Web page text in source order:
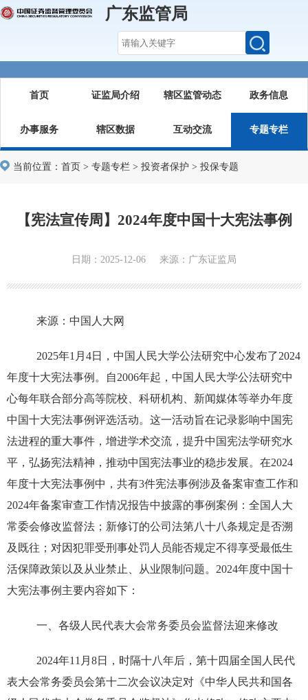
广东监管局
首页 证监局介绍 辖区监管动态 政务信息
办事服务 辖区数据 互动交流 专题专栏
当前位置： 首页 > 专题专栏 > 投资者保护 > 投保专题
【宪法宣传周】2024年度中国十大宪法事例
日期：2025-12-06 来源：广东证监局
来源：中国人大网
2025年1月4日，中国人民大学公法研究中心发布了2024
年度十大宪法事例。自2006年起，中国人民大学公法研究中
心每年联合部分高等院校、科研机构、新闻媒体等举办年度
中国十大宪法事例评选活动。这一活动旨在记录影响中国宪
法进程的重大事件，增进学术交流，提升中国宪法学研究水
平，弘扬宪法精神，推动中国宪法事业的稳步发展。在2024
年度十大宪法事例中，共有3件宪法事例涉及备案审查工作和
2024年备案审查工作情况报告中披露的事例案例：全国人大
常委会修改监督法；新修订的公司法第八十八条规定是否溯
及既往；对因犯罪受刑事处罚人员能否规定不得享受最低生
活保障政策以及从业禁止、从业限制问题。2024年度中国十
大宪法事例主要内容如下：
一、各级人民代表大会常务委员会监督法迎来修改
2024年11月8日，时隔十八年后，第十四届全国人民代
表大会常务委员会第十二次会议决定对《中华人民共和国各